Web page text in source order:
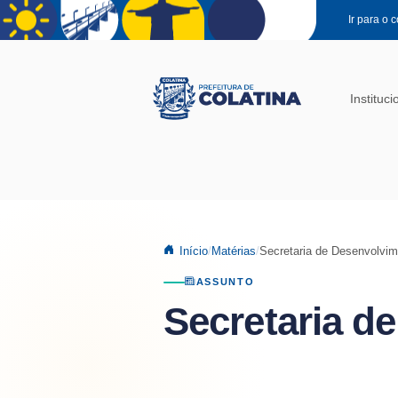
Pular para o conteúdo principal
Ir para o
Início Matérias Secretaria de
ASSUNTO
Secretaria